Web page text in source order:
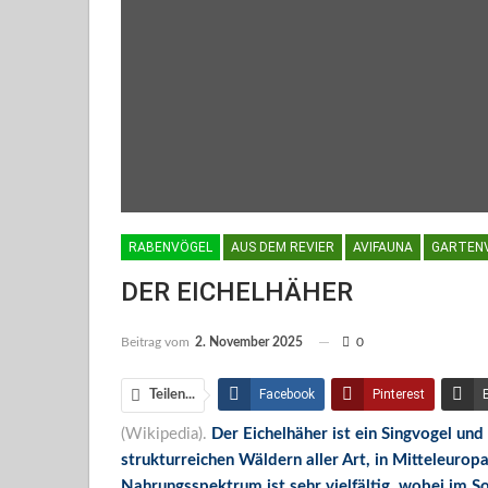
RABENVÖGEL AUS DEM REVIER AVIFAUNA
DER EICHELHÄHER
Beitrag vom 2. November 2025 0
Teilen... Facebook Pinterest
Facebook Messenger
(Wikipedia). Der Eichelhäher ist ein Singvogel
strukturreichen Wäldern aller Art, in